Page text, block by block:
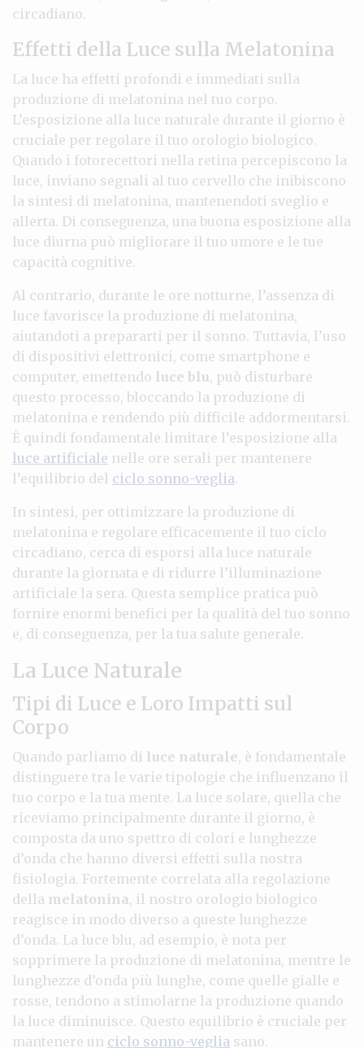
circadiano.
Effetti della Luce sulla Melatonina
La luce ha effetti profondi e immediati sulla
produzione di melatonina nel tuo corpo.
L’esposizione alla luce naturale durante il giorno è
cruciale per regolare il tuo orologio biologico.
Quando i fotorecettori nella retina percepiscono la
luce, inviano segnali al tuo cervello che inibiscono
la sintesi di melatonina, mantenendoti sveglio e
allerta. Di conseguenza, una buona esposizione alla
luce diurna può migliorare il tuo umore e le tue
capacità cognitive.
Al contrario, durante le ore notturne, l’assenza di
luce favorisce la produzione di melatonina,
aiutandoti a prepararti per il sonno. Tuttavia, l’uso
di dispositivi elettronici, come smartphone e
computer, emettendo luce blu, può disturbare
questo processo, bloccando la produzione di
melatonina e rendendo più difficile addormentarsi.
È quindi fondamentale limitare l’esposizione alla
luce artificiale nelle ore serali per mantenere
l’equilibrio del ciclo sonno-veglia.
In sintesi, per ottimizzare la produzione di
melatonina e regolare efficacemente il tuo ciclo
circadiano, cerca di esporsi alla luce naturale
durante la giornata e di ridurre l’illuminazione
artificiale la sera. Questa semplice pratica può
fornire enormi benefici per la qualità del tuo sonno
e, di conseguenza, per la tua salute generale.
La Luce Naturale
Tipi di Luce e Loro Impatti sul
Corpo
Quando parliamo di luce naturale, è fondamentale
distinguere tra le varie tipologie che influenzano il
tuo corpo e la tua mente. La luce solare, quella che
riceviamo principalmente durante il giorno, è
composta da uno spettro di colori e lunghezze
d’onda che hanno diversi effetti sulla nostra
fisiologia. Fortemente correlata alla regolazione
della melatonina, il nostro orologio biologico
reagisce in modo diverso a queste lunghezze
d’onda. La luce blu, ad esempio, è nota per
sopprimere la produzione di melatonina, mentre le
lunghezze d’onda più lunghe, come quelle gialle e
rosse, tendono a stimolarne la produzione quando
la luce diminuisce. Questo equilibrio è cruciale per
mantenere un ciclo sonno-veglia sano.